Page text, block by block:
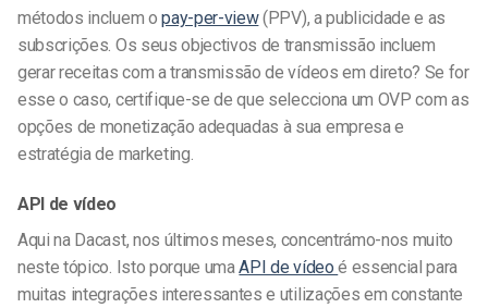
métodos incluem opay-per-view(PPV), a publicidade e as
subscrições. Os seus objectivos de transmissão incluem
gerar receitas com a transmissão de vídeos em direto? Se for
esse o caso, certifique-se de que selecciona um OVP com as
opções de monetização adequadas à sua empresa e
estratégia de marketing.
API de vídeo
Aqui na Dacast, nos últimos meses, concentrámo-nos muito
neste tópico. Isto porque umaAPI de vídeoé essencial para
muitas integrações interessantes e utilizações em constante